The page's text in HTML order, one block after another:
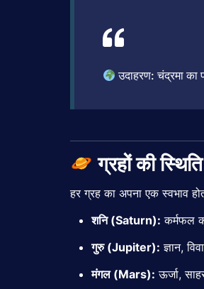
उदाहरण:चंद्रमाका
ग्रहोंकी
हरग्रहका अपनाएकस्वभाव
शनि (Saturn): कर्मफल
गुरु (Jupiter): ज्ञान,
मंगल (Mars): ऊर्जा,